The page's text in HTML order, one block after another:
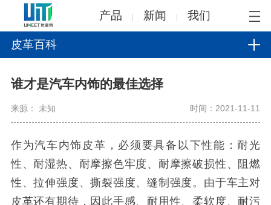
产品 新闻 我们
皮革百科
谁才是汽车内饰的最佳选择
来源： 未知 时间：2021-11-11
作为汽车内饰皮革，必须要具备以下性能：耐光
性、耐湿热、耐摩擦色牢度、耐摩擦破损性、阻燃
性、拉伸强度、撕裂强度、缝制强度。由于车主对
皮革还有期待，因此手感、耐用性、柔软度、耐污